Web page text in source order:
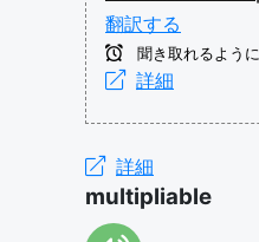
翻訳する
聞き取れるよう
詳細
詳細
multipliable